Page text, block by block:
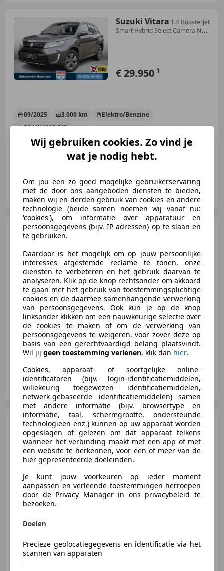
Suzuki Vitara 1.4 Boosterjet
Smart Hybrid Select Camera Navi
€ 29.950 1
09/2025 3.000 km
Elektro/Benzine
81 kW (110 PK)
Autoservice Goumans
NL-5824 AE HOLTHEES
Mazda CX-5 2.0 e-SkyActiv-G
€ 39.900 1
06/2024 40.188 km Benzine
121 kW (165 PK)
Autoservice Goumans
NL-5824 AE HOLTHEES
BMW X1 xDrive25e PHEV
Sportstoelen M-pakket Shadow
line E
€ 44.900
180 kW (245 PK)
Wij gebruiken cookies. Zo vind je
wat je nodig hebt.
Om jou een zo goed mogelijke gebruikerservaring
met de door ons aangeboden diensten te bieden,
maken wij en derden gebruik van cookies en andere
technologie (beide samen noemen wij vanaf nu:
'cookies'), om informatie over apparatuur en
persoonsgegevens (bijv. IP-adressen) op te slaan en
te gebruiken.
Daardoor is het mogelijk om op jouw persoonlijke
interesses afgestemde reclame te tonen, onze
diensten te verbeteren en het gebruik daarvan te
analyseren. Klik op de knop rechtsonder om akkoord
te gaan met het gebruik van toestemmingsplichtige
cookies en de daarmee samenhangende verwerking
van persoonsgegevens. Ook kun je op de knop
linksonder klikken om een nauwkeurige selectie over
de cookies te maken of om de verwerking van
persoonsgegevens te weigeren, voor zover deze op
basis van een gerechtvaardigd belang plaatsvindt.
Wil jij geen toestemming verlenen, klik dan hier.
Cookies, apparaat- of soortgelijke online-
identificatoren (bijv. login-identificatiemiddelen,
willekeurig toegewezen identificatiemiddelen,
netwerk-gebaseerde identificatiemiddelen) samen
met andere informatie (bijv. browsertype en
informatie, taal, schermgrootte, ondersteunde
technologieën enz.) kunnen op uw apparaat worden
opgeslagen of gelezen om dat apparaat telkens
wanneer het verbinding maakt met een app of met
een website te herkennen, voor een of meer van de
hier gepresenteerde doeleinden.
Je kunt jouw voorkeuren op ieder moment
aanpassen en verleende toestemmingen herroepen
door de Privacy Manager in ons privacybeleid te
bezoeken.
Doelen
Precieze geolocatiegegevens en identificatie via het
scannen van apparaten